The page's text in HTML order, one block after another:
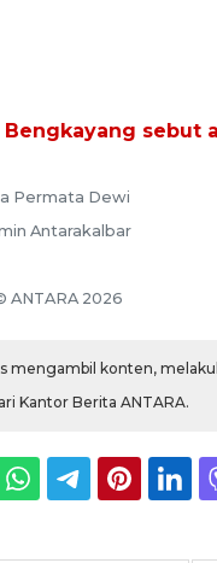
Bengkayang sebut
Permata Dewi
Antarakalbar
ANTARA 2026
mengambil konten,
Kantor Berita ANTARA.